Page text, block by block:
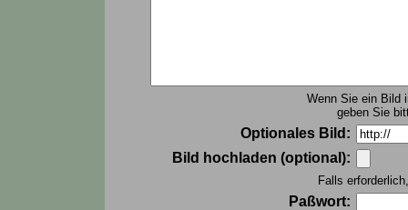
Wenn Sie ein Bild
geben Sie
Optionales Bild:
Bild hochladen (optional):
Falls
Paßwort: